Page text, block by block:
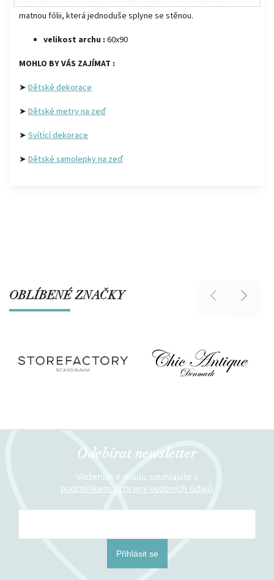
matnou fólii, která jednoduše splyne se stěnou.
velikost archu : 60x90
MOHLO BY VÁS ZAJÍMAT :
➤ Dětské dekorace
➤ Dětské metry na zeď
➤ Svítící dekorace
➤ Dětské samolepky na zeď
OBLÍBENÉ ZNAČKY Previous Next
Odebírat newsletter
Vložením e-mailu souhlasíte s
podmínkami ochrany osobních údajů
Přihlásit se